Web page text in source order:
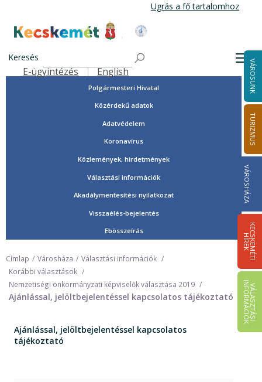
tartalomra
Ugrás a fő tartalomhoz
Kecskemét Város Honlapja
Keresés
Felső navigáció
E-ügyintézés English VÁROSUNK
TURIZMUS
VÁROSHÁZA
K
E
C
S
K
E
M
É
T
I
HÍ
R
E
K
V
Á
L
A
S
Z
T
Á
S
I
IN
F
O
R
M
Á
C
I
Ó
K
Tisztségviselők, képviselők
Országgyűlési képviselők
Önkormányzat
Polgármesteri Hivatal
Közérdekű adatok
Adatvédelem
Koronavírus
Közlemények, hirdetmények
Választási információk
Akadálymentesítési nyilatkozat
Visszaélés-bejelentés
Ebösszeírás
Címlap Városháza
Választási információk
Korábbi választások
Nemzetiségi önkormányzati képviselők választása 2019
Ajánlással, jelöltbejelentéssel kapcsolatos tájékoztató
Ajánlással, jelöltbejelentéssel kapcsolatos
tájékoztató